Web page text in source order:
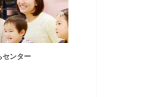
センター